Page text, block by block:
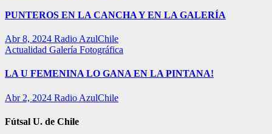
PUNTEROS EN LA CANCHA Y EN LA GALERÍA
Abr 8, 2024 Radio AzulChile
Actualidad Galería Fotográfica
LA U FEMENINA LO GANA EN LA PINTANA!
Abr 2, 2024 Radio AzulChile
Fútsal U. de Chile